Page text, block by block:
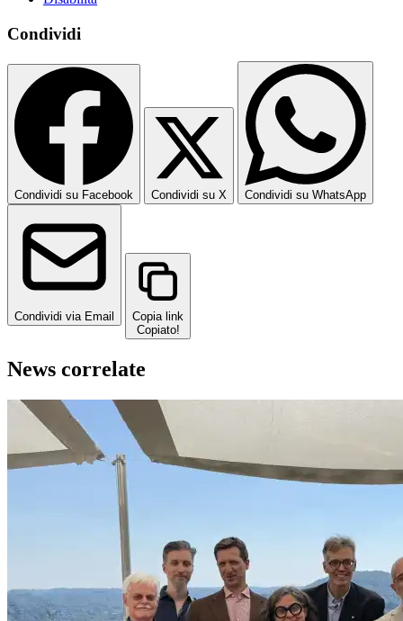
Condividi
Condividi su Facebook Condividi su X Condividi su WhatsApp
Condividi via Email
Copia link
Copiato!
News correlate